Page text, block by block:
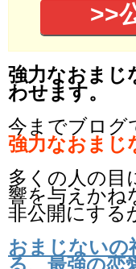
>>
強力なおまじ
わせます。
今までブログ
強力なおまじ
多くの人の目
響を与えかね
非公開にする
おまじないの